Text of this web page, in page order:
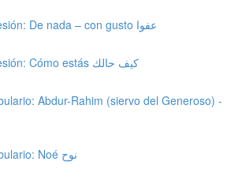
17. Expresión: De nada – con gusto عفوا
18. Expresión: Cómo estás كيف حالك
Abdur-Rahim (siervo del Generoso) -
20. Vocabulario: Noé نوح